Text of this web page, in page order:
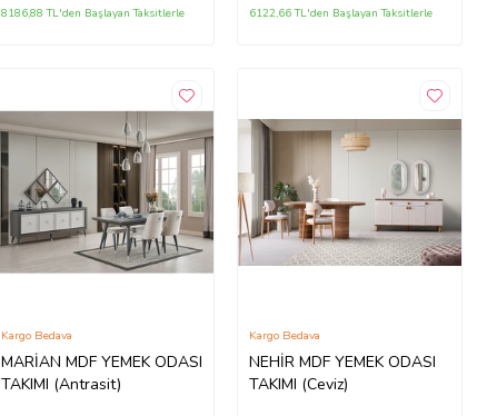
8186,88 TL'den Başlayan Taksitlerle 6122,66 TL'den Başlayan Taksitlerle
MARİAN MDF YEMEK ODASI
TAKIMI (Antrasit)
Kargo Bedava
NEHİR MDF YEMEK ODASI
TAKIMI (Ceviz)
Kargo Bedava